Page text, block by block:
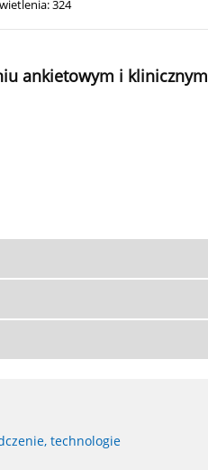
324
ankietowym i klinicznym
technologie